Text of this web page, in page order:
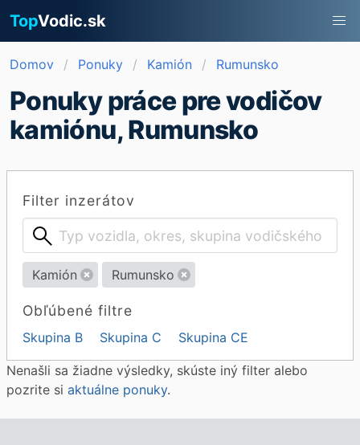
TopVodic.sk
Domov Ponuky Kamión Rumunsko
Ponuky práce pre vodičov
kamiónu, Rumunsko
Filter inzerátov
Kamión Rumunsko
Obľúbené filtre
Skupina B Skupina C Skupina CE
Nenašli sa žiadne výsledky, skúste iný filter alebo
pozrite si aktuálne ponuky.